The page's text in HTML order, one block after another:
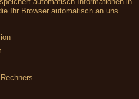
Ihr Browser automatisch an uns